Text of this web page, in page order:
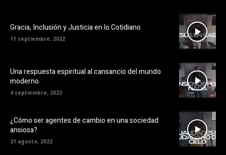
Gracia, Inclusión y Justicia en lo Cotidiano
11 septiembre, 2022
Una respuesta espiritual al cansancio del mundo
moderno
4 septiembre, 2022
¿Cómo ser agentes de cambio en una sociedad
ansiosa?
21 agosto, 2022